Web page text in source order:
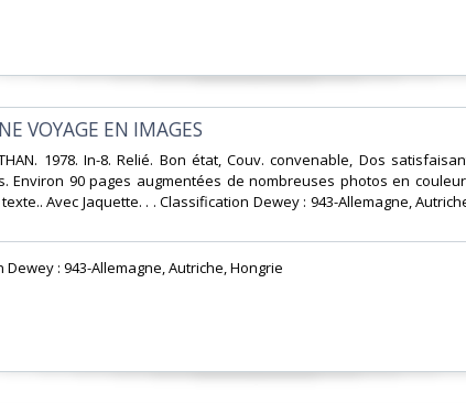
VOYAGE EN IMAGES‎
1978. In-8. Relié. Bon état, Couv. convenable, Dos
Environ 90 pages augmentées de nombreuses photos en
Avec Jaquette. . . Classification Dewey : 943-Allemagne,
Dewey : 943-Allemagne, Autriche, Hongrie‎